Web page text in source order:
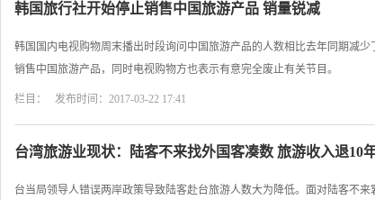
韩国旅行社开始停止销售中国旅游产品 销量锐减
韩国国内电视购物周末播出时段询问中国旅游产品的人数相比去年同期减
销售中国旅游产品，同时电视购物方也表示有意完全废止有关节目。
栏目： 发布时间：2017-03-22 17:41
台湾旅游业现状：陆客不来找外国客凑数 旅游收入退10
台当局领导人错误两岸政策导致陆客赴台旅游人数大为降低。面对陆客不